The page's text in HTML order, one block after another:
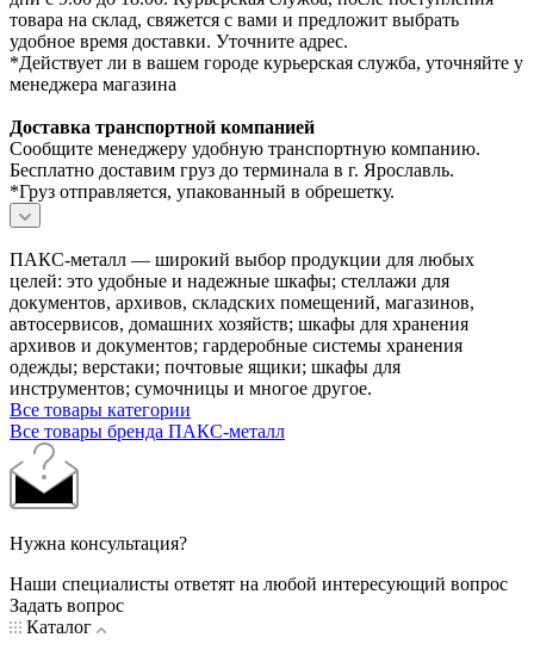
товара на склад, свяжется с вами и предложит выбрать
удобное время доставки. Уточните адрес.
*Действует ли в вашем городе курьерская служба, уточняйте у
менеджера магазина
Доставка транспортной компанией
Сообщите менеджеру удобную транспортную компанию.
Бесплатно доставим груз до терминала в г. Ярославль.
*Груз отправляется, упакованный в обрешетку.
ПАКС-металл — широкий выбор продукции для любых
целей: это удобные и надежные шкафы; стеллажи для
документов, архивов, складских помещений, магазинов,
автосервисов, домашних хозяйств; шкафы для хранения
архивов и документов; гардеробные системы хранения
одежды; верстаки; почтовые ящики; шкафы для
инструментов; сумочницы и многое другое.
Все товары категории
Все товары бренда ПАКС-металл
Нужна консультация?
Наши специалисты ответят на любой интересующий вопрос
Задать вопрос
Каталог